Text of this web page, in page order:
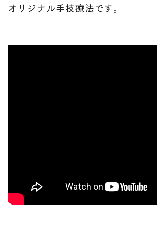
オリジナル手技療法です。